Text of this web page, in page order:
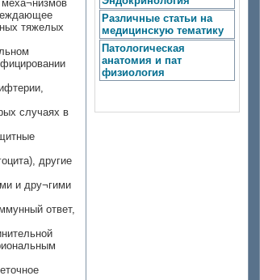
тяжелых
случаях в
другие
и дру¬гими
ответ,
Различные статьи на
медицинскую тематику
Патологическая
анатомия и пат
физиология